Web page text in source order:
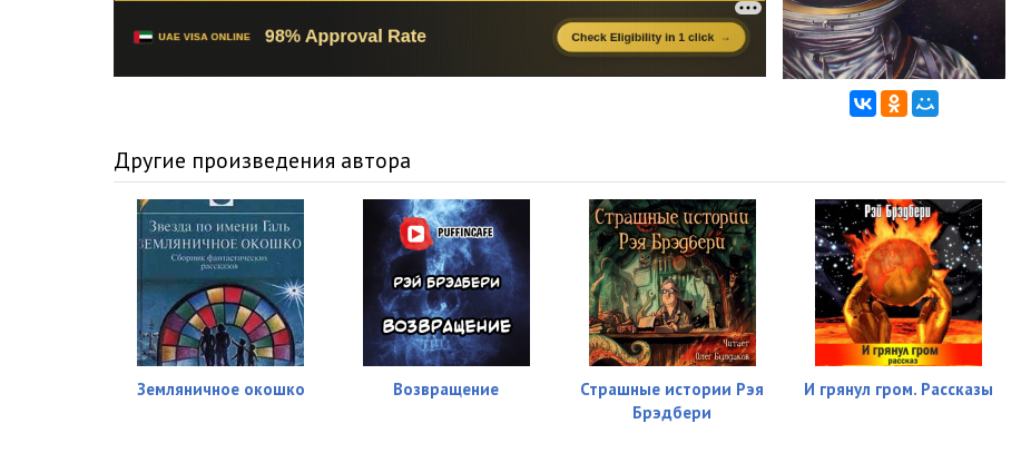
Другие произведения автора
Земляничное окошко Возвращение
Страшные истории Рэя
Брэдбери
И грянул гром. Рассказы